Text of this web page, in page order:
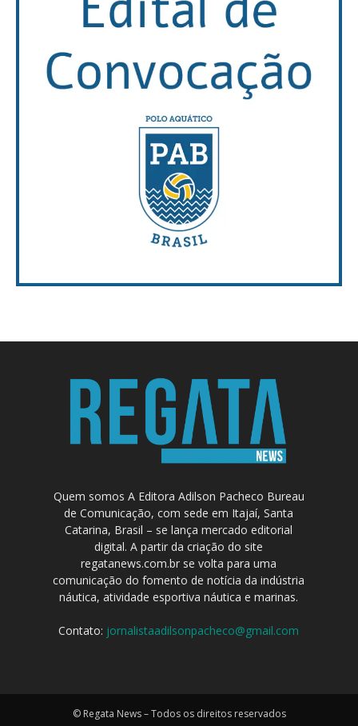
Quem somos A Editora Adilson Pacheco Bureau
de Comunicação, com sede em Itajaí, Santa
Catarina, Brasil – se lança mercado editorial
digital. A partir da criação do site
regatanews.com.br se volta para uma
comunicação do fomento de notícia da indústria
náutica, atividade esportiva náutica e marinas.
Contato: jornalistaadilsonpacheco@gmail.com
© Regata News – Todos os direitos reservados